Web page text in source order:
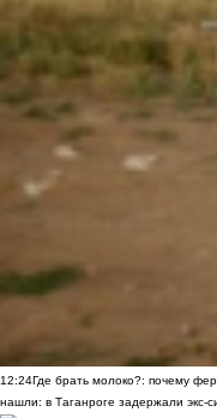
12:24Где брать молоко?: почему
нашли: в Таганроге задержали экс-